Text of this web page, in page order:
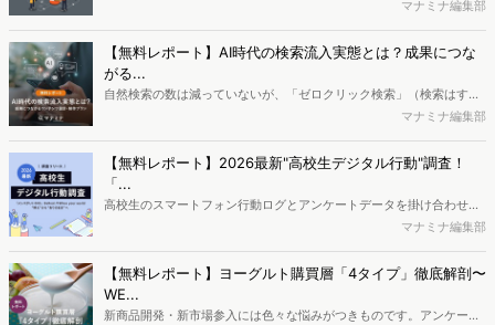
で、競合分析や消費者分析の重要性がより高まっています。Web行動
データを活用し、Web上の消費者行動を起点とした競合サイト分析や
消費者分析が可能です。今回はDockpitならではの利便性の高い機能
や活用方法を解説します。
マナミナ編集部
【無料レポート】AI時代の検索流入実態とは？成果につな
がる...
自然検索の数は減っていないが、「ゼロクリック検索」（検索はする
がページには流入しない）の割合が増加しているのが、AI時代の検索
か、また、要因を理解した上で、成果に確実につながるコンテンツを
制作するにはどうするべきなのでしょうか。本レポートはこのような
疑問をお抱えのSEO・Webマーケティングご担当者様におすすめの内
容となっています。※本レポートは記事のフォームから無料でダウン
マナミナ編集部
【無料レポート】2026最新"高校生デジタル行動"調査！
「...
高校生のスマートフォン行動ログとアンケートデータを掛け合わせ、
最新の若年層（高校生）におけるデジタル行動実態やSNSの利用傾向
ち、スマートフォンを取り巻く環境が成熟するなか、新興SNSの台頭
により高校生のデジタルライフスタイルは新たな変化を見せていま
す。※資料は記事内の入力フォームより、ダウンロードいただけま
マナミナ編集部
【無料レポート】ヨーグルト購買層「4タイプ」徹底解剖〜
WE...
新商品開発・新市場参入には色々な悩みがつきものです。アンケート